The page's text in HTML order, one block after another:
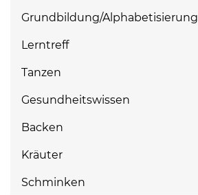
Grundbildung/Alphabetisierung
Lerntreff
Tanzen
Gesundheitswissen
Backen
Kräuter
Schminken